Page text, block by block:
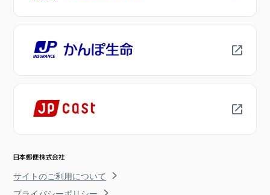
サイトのご利用について